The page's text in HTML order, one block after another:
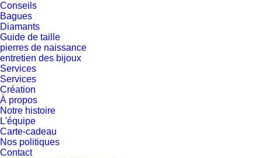
Conseils
Bagues
Diamants
Guide de taille
pierres de naissance
entretien des bijoux
Services
Services
Création
À propos
Notre histoire
L'équipe
Carte-cadeau
Nos politiques
Contact